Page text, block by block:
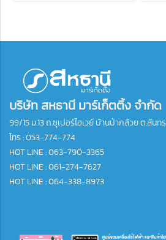
บริษัท สหธานี มาร์เก็ตติ้ง จำกัด
99/15 ม.13 ถ.ซุเปอร์ไฮเวย์ บ้านป่ากล้วย ต.สัน
โทร :053-774-774
HOT LINE : 063-790-3365
HOT LINE : 061-274-7627
HOT LINE : 064-338-8973